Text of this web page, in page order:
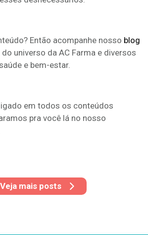
Então acompanhe nosso blog
universo da AC Farma e diversos
e bem-estar.
em todos os conteúdos
pra você lá no nosso
Veja mais posts